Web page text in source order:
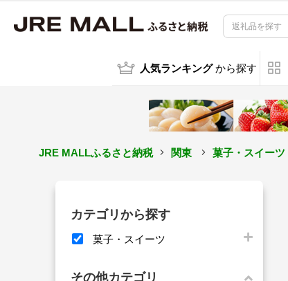
人気ランキング から探す
JRE MALLふるさと納税 関東 菓子・スイーツ
カテゴリから探す
菓子・スイーツ
その他カテゴリ